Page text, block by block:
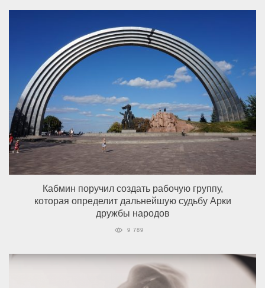
Кабмин поручил создать рабочую группу,
которая определит дальнейшую судьбу Арки
дружбы народов
9 789